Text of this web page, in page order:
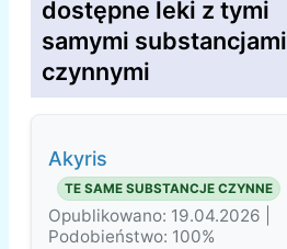
dostępne leki z tymi
samymi substancjami
czynnymi
Akyris
TE SAME SUBSTANCJE CZYNNE
Opublikowano: 19.04.2026 |
Podobieństwo: 100%